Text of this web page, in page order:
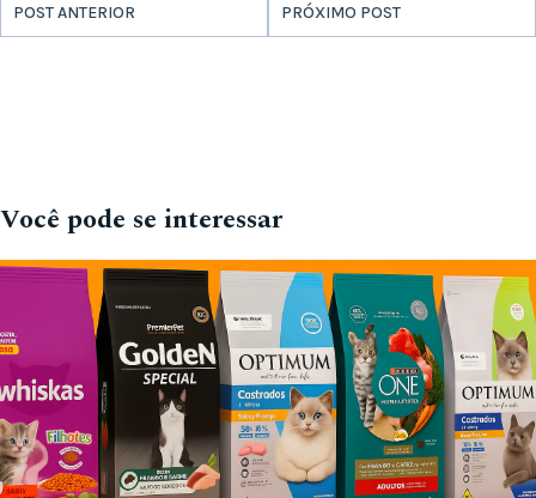
POST ANTERIOR PRÓXIMO POST
Você pode se interessar